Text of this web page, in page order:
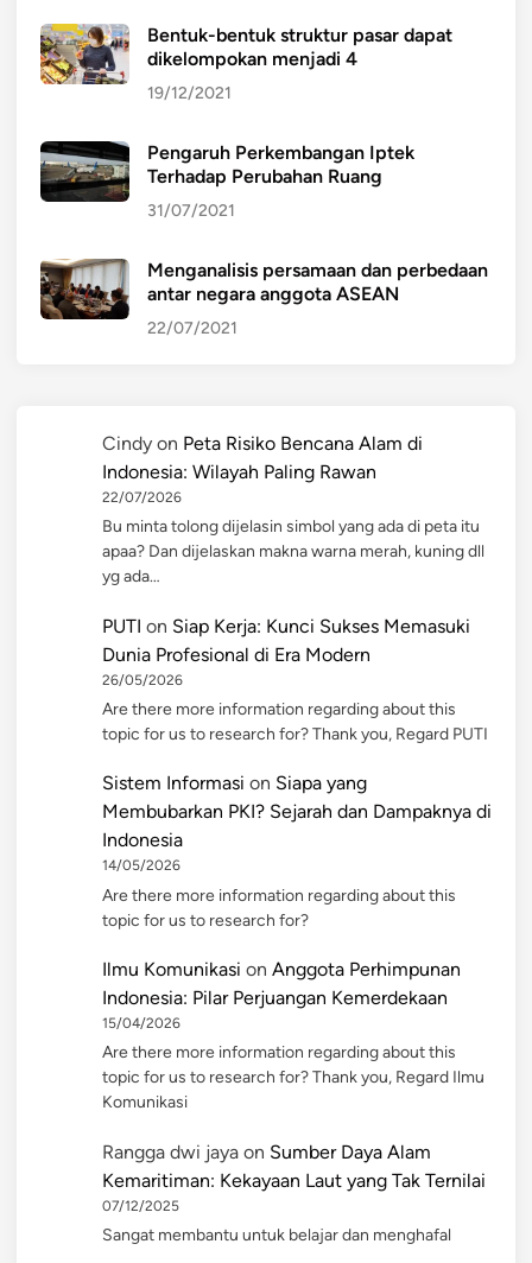
Bentuk-bentuk struktur pasar dapat
dikelompokan menjadi 4
19/12/2021
Pengaruh Perkembangan Iptek
Terhadap Perubahan Ruang
31/07/2021
Menganalisis persamaan dan perbedaan
antar negara anggota ASEAN
22/07/2021
Cindy on Peta Risiko Bencana Alam di
Indonesia: Wilayah Paling Rawan
22/07/2026
Bu minta tolong dijelasin simbol yang ada di peta itu
apaa? Dan dijelaskan makna warna merah, kuning dll
yg ada…
PUTI on Siap Kerja: Kunci Sukses Memasuki
Dunia Profesional di Era Modern
26/05/2026
Are there more information regarding about this
topic for us to research for? Thank you, Regard PUTI
Sistem Informasi on Siapa yang
Membubarkan PKI? Sejarah dan Dampaknya di
Indonesia
14/05/2026
Are there more information regarding about this
topic for us to research for?
Ilmu Komunikasi on Anggota Perhimpunan
Indonesia: Pilar Perjuangan Kemerdekaan
15/04/2026
Are there more information regarding about this
topic for us to research for? Thank you, Regard Ilmu
Komunikasi
Rangga dwi jaya on Sumber Daya Alam
Kemaritiman: Kekayaan Laut yang Tak Ternilai
07/12/2025
Sangat membantu untuk belajar dan menghafal